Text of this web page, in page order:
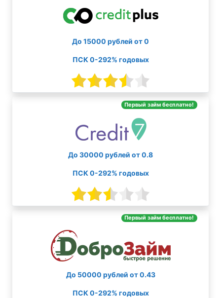
До 15000 рублей от 0
ПСК 0-292% годовых
Первый займ бесплатно!
До 30000 рублей от 0.8
ПСК 0-292% годовых
Первый займ бесплатно!
До 50000 рублей от 0.43
ПСК 0-292% годовых